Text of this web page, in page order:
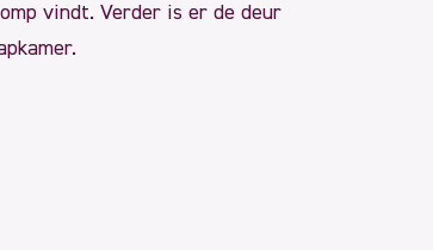
vindt. Verder is er de deur